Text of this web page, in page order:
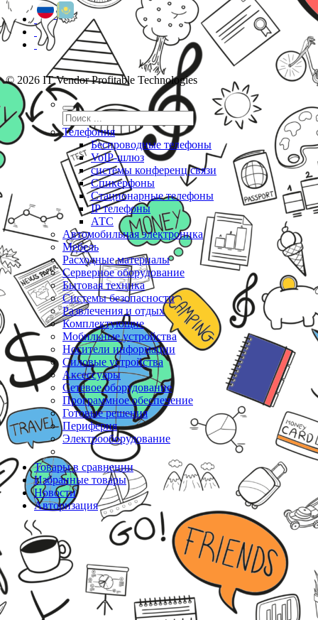
© 2026 IT Vendor Profitable Technologies
Телефония
Беспроводные телефоны
VoIP-шлюз
системы конференц связи
Спикерфоны
Стационарные телефоны
IP телефоны
АТС
Автомобильная электроника
Мебель
Расходные материалы
Серверное оборудование
Бытовая техника
Системы безопасности
Развлечения и отдых
Комплектующие
Мобильные устройства
Носители информации
Силовые устройства
Аксессуары
Сетевое оборудование
Программное обеспечение
Готовые решения
Периферия
Электрооборудование
Товары в сравнении
Избранные товары
Новости
Авторизация